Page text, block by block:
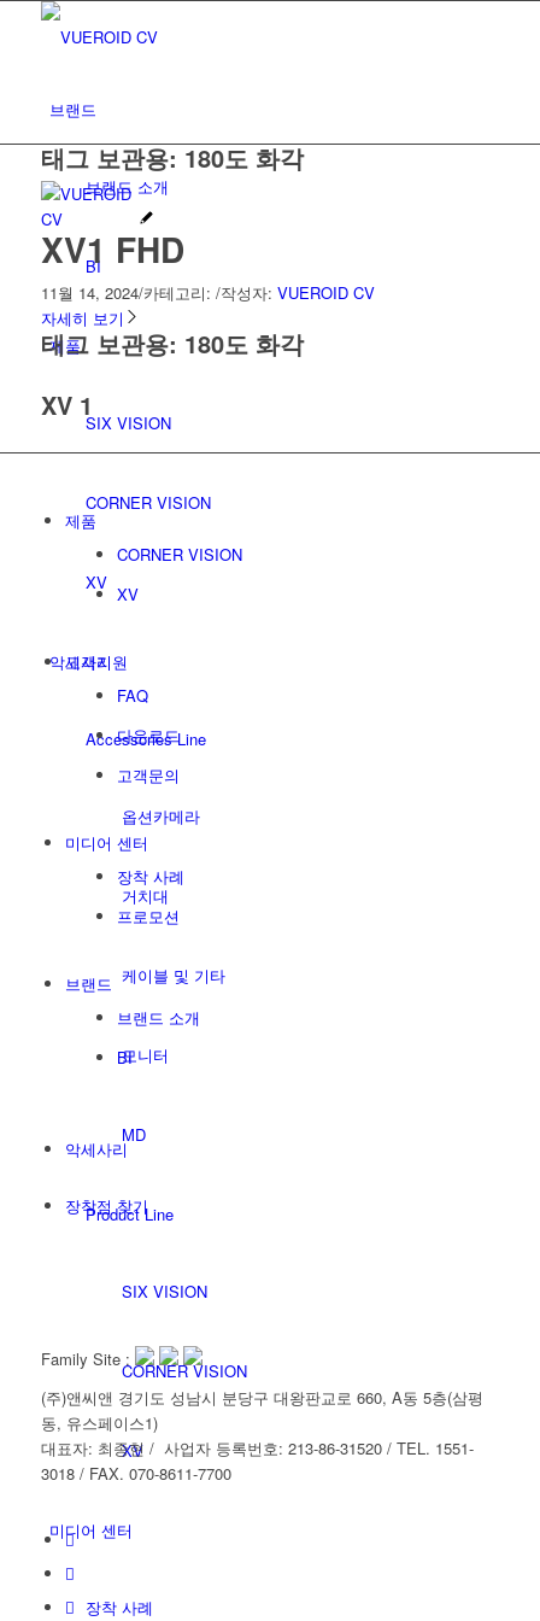
브랜드
브랜드 소개
BI
제품
SIX VISION
CORNER VISION
XV
악세사리
Accessories Line
옵션카메라
거치대
케이블 및 기타
모니터
MD
Product Line
SIX VISION
CORNER VISION
XV
미디어 센터
장착 사례
태그 보관용: 180도 화각
XV1 FHD
11월 14, 2024/카테고리: /작성자: VUEROID CV
자세히 보기
태그 보관용: 180도 화각
XV 1
제품
CORNER VISION
XV
고객지원
FAQ
다운로드
고객문의
미디어 센터
장착 사례
프로모션
브랜드
브랜드 소개
BI
악세사리
장착점 찾기
Family Site :
(주)앤씨앤 경기도 성남시 분당구 대왕판교로 660, A동 5층(삼평
동, 유스페이스1)
대표자: 최종현 / 사업자 등록번호: 213-86-31520 / TEL. 1551-
3018 / FAX. 070-8611-7700